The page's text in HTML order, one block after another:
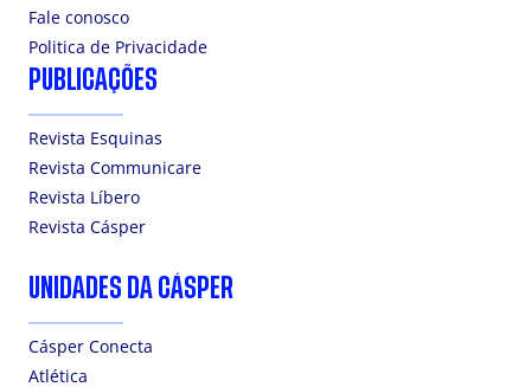
Fale conosco
Politica de Privacidade
PUBLICAÇÕES
Revista Esquinas
Revista Communicare
Revista Líbero
Revista Cásper
UNIDADES DA CÁSPER
Cásper Conecta
Atlética